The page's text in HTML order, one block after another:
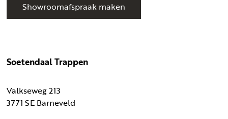
Showroomafspraak maken
Soetendaal Trappen
Valkseweg 213
3771 SE Barneveld